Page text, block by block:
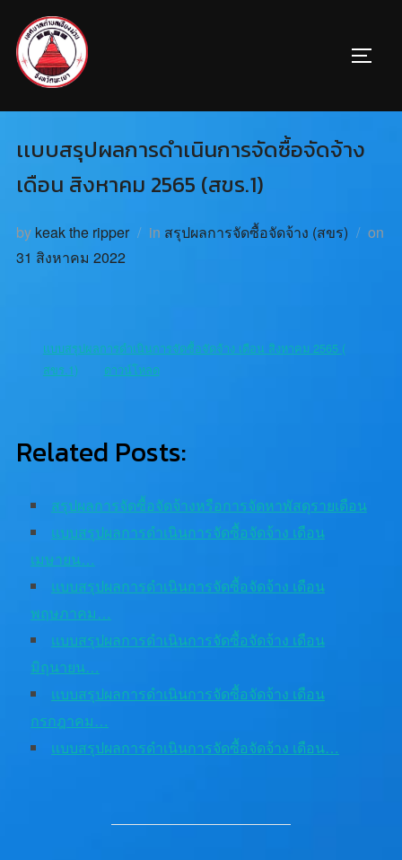
เเบบสรุปผลการดำเนินการจัดซื้อจัดจ้าง
เดือน สิงหาคม 2565 (สขร.1)
by keak the ripper in สรุปผลการจัดซื้อจัดจ้าง (สขร)
on
31 สิงหาคม 2022
เเบบสรุปผลการดำเนินการจัดซื้อจัดจ้าง เดือน สิงหาคม 2565 (
สขร.1)
ดาวน์โหลด
Related Posts:
สรุปผลการจัดซื้อจัดจ้างหรือการจัดหาพัสดุรายเดือน
เเบบสรุปผลการดำเนินการจัดซื้อจัดจ้าง เดือน
เมษายน…
เเบบสรุปผลการดำเนินการจัดซื้อจัดจ้าง เดือน
พฤษภาคม…
เเบบสรุปผลการดำเนินการจัดซื้อจัดจ้าง เดือน
มิถุนายน…
เเบบสรุปผลการดำเนินการจัดซื้อจัดจ้าง เดือน
กรกฎาคม…
เเบบสรุปผลการดำเนินการจัดซื้อจัดจ้าง เดือน…